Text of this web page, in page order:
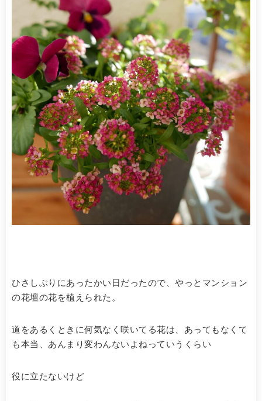
ひさしぶりにあったかい日だったので、やっとマンション
の花壇の花を植えられた。
道をあるくときに何気なく咲いてる花は、あってもなくて
も本当、あんまり変わんないよねっていうくらい
役に立たないけど